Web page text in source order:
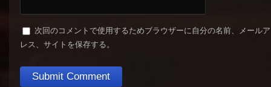
次回のコメントで使用するためブラウザーに自分の名前、メール
レス、サイトを保存する。